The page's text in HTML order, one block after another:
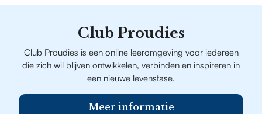
Club Proudies
Club Proudies is een online leeromgeving voor iedereen
die zich wil blijven ontwikkelen, verbinden en inspireren in
een nieuwe levensfase.
Meer informatie